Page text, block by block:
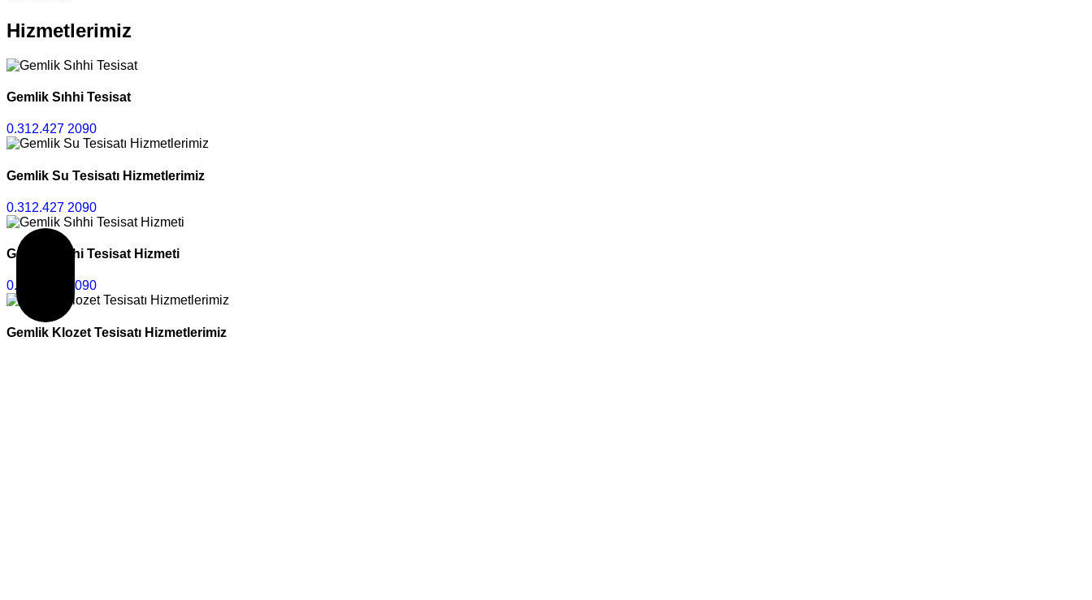
Hizmetlerimiz
Gemlik Sıhhi Tesisat
0.312.427 2090
Gemlik Su Tesisatı Hizmetlerimiz
0.312.427 2090
Gemlik Sıhhi Tesisat Hizmeti
0.312.427 2090
Gemlik Klozet Tesisatı Hizmetlerimiz